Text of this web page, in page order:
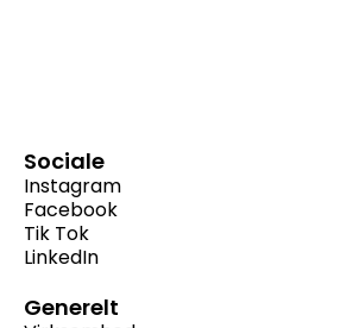
Sociale
Instagram
Facebook
Tik Tok
LinkedIn
Generelt